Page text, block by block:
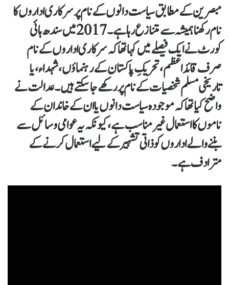
مبصرین کے مطابق سیاست دانوں کے نام پر سرکاری اداروں کا
نام رکھنا ہمیشہ سے متنازع رہا ہے۔ 2017 میں سندھ ہائی
کورٹ نے ایک فیصلے میں کہا تھا کہ سرکاری اداروں کے نام
صرف قائداعظم، تحریکِ پاکستان کے رہنماؤں، شہداء، یا
تاریخی مسلم شخصیات کے نام پر رکھے جا سکتے ہیں۔عدالت نے
واضح کیا تھا کہ موجودہ سیاست دانوں یا ان کے خاندان کے
ناموں کا استعمال غیر مناسب ہے، کیونکہ یہ عوامی وسائل سے
بننے والے اداروں کو ذاتی تشہیر کے لیے استعمال کرنے کے
مترادف ہے۔